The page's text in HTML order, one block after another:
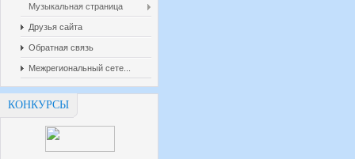
Музыкальная страница
Друзья сайта
Обратная связь
Межрегиональный сете...
КОНКУРСЫ